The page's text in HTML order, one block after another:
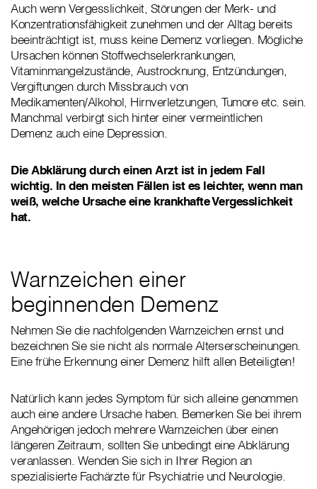
Auch wenn Vergesslichkeit, Störungen der Merk- und
Konzentrationsfähigkeit zunehmen und der Alltag bereits
beeinträchtigt ist, muss keine Demenz vorliegen. Mögliche
Ursachen können Stoffwechselerkrankungen,
Vitaminmangelzustände, Austrocknung, Entzündungen,
Vergiftungen durch Missbrauch von
Medikamenten/Alkohol, Hirnverletzungen, Tumore etc. sein.
Manchmal verbirgt sich hinter einer vermeintlichen
Demenz auch eine Depression.
Die Abklärung durch einen Arzt ist in jedem Fall
wichtig. In den meisten Fällen ist es leichter, wenn man
weiß, welche Ursache eine krankhafte Vergesslichkeit
hat.
Warnzeichen einer
beginnenden Demenz
Nehmen Sie die nachfolgenden Warnzeichen ernst und
bezeichnen Sie sie nicht als normale Alterserscheinungen.
Eine frühe Erkennung einer Demenz hilft allen Beteiligten!
Natürlich kann jedes Symptom für sich alleine genommen
auch eine andere Ursache haben. Bemerken Sie bei ihrem
Angehörigen jedoch mehrere Warnzeichen über einen
längeren Zeitraum, sollten Sie unbedingt eine Abklärung
veranlassen. Wenden Sie sich in Ihrer Region an
spezialisierte Fachärzte für Psychiatrie und Neurologie.